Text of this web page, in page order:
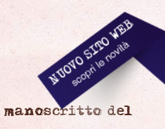
del